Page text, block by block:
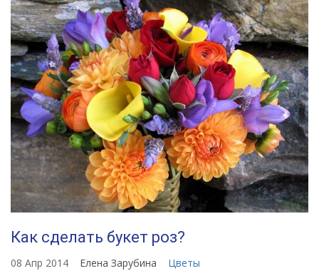
Как сделать букет роз?
08 Апр 2014 Елена Зарубина Цветы